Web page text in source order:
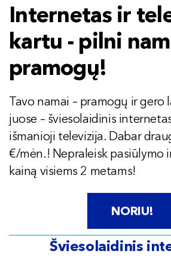
Internetas ir
kartu - pilni
pramogų!
Tavo namai – pramogų ir gero
juose – šviesolaidinis
išmanioji televizija. Dabar
€/mėn.! Nepraleisk pasiūlymo
kainą visiems 2 metams!
NORIU!
Šviesolaidinis